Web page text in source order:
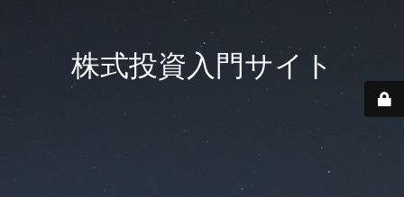
株式投資入門サイト